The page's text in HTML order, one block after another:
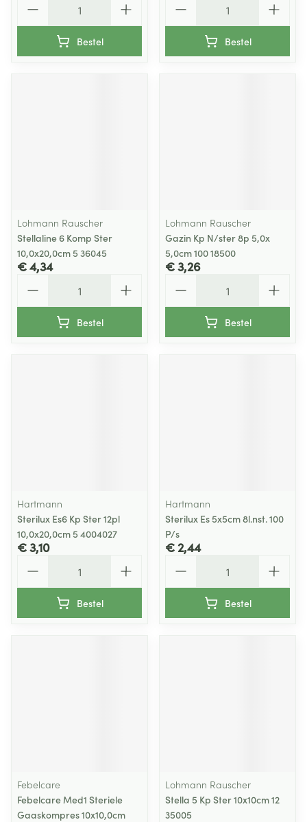
Bestel Bestel
Lohmann Rauscher
Stellaline 6 Komp Ster
10,0x20,0cm 5 36045
€ 4,34
Bestel
Lohmann Rauscher
Gazin Kp N/ster 8p 5,0x
5,0cm 100 18500
€ 3,26
Bestel
Hartmann
Sterilux Es6 Kp Ster 12pl
10,0x20,0cm 5 4004027
€ 3,10
Bestel
Hartmann
Sterilux Es 5x5cm 8l.nst. 100
P/s
€ 2,44
Bestel
Febelcare
Febelcare Med1 Steriele
Gaaskompres 10x10,0cm
Lohmann Rauscher
Stella 5 Kp Ster 10x10cm 12
35005